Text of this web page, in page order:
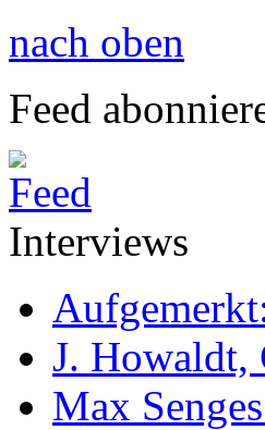
nach oben
Feed
Interviews
J. Howaldt,
Max